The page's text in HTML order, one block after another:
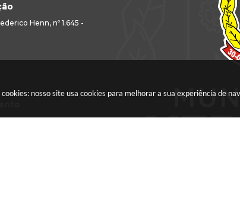
cookies: nosso site usa cookies para melhorar a sua experiência de
Henn, nº 1.645 -